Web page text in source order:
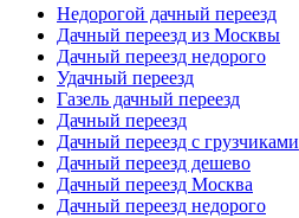
Недорогой дачный переезд
Дачный переезд из Москвы
Дачный переезд недорого
Удачный переезд
Газель дачный переезд
Дачный переезд
Дачный переезд с грузчиками
Дачный переезд дешево
Дачный переезд Москва
Дачный переезд недорого